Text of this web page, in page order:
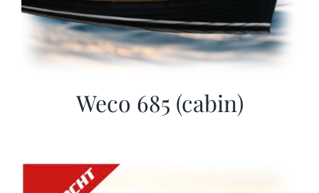
Weco 685 (cabin)